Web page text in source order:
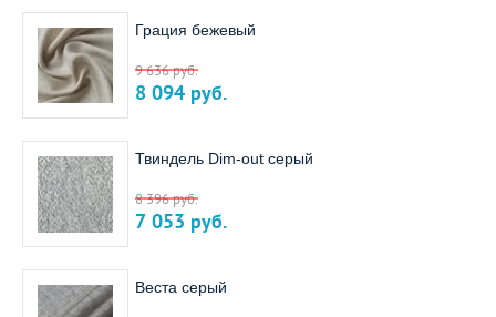
Грация бежевый
9 636руб.
8 094 руб.
Твиндель Dim-out серый
8 396руб.
7 053 руб.
Веста серый